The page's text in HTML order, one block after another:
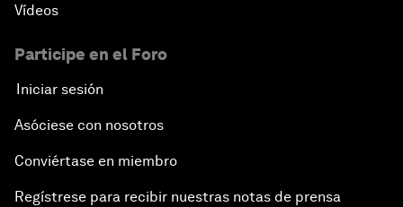
Vídeos
Participe en el Foro
Iniciar sesión
Asóciese con nosotros
Conviértase en miembro
Regístrese para recibir nuestras notas de prensa